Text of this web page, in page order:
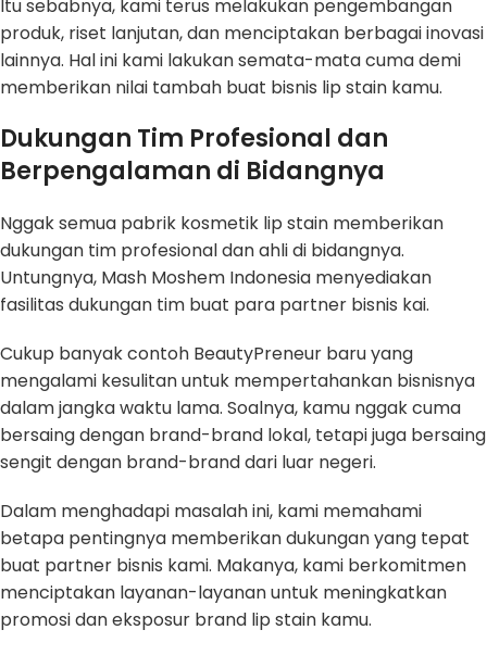
Itu sebabnya, kami terus melakukan pengembangan
produk, riset lanjutan, dan menciptakan berbagai inovasi
lainnya. Hal ini kami lakukan semata-mata cuma demi
memberikan nilai tambah buat bisnis lip stain kamu.
Dukungan Tim Profesional dan
Berpengalaman di Bidangnya
Nggak semua pabrik kosmetik lip stain memberikan
dukungan tim profesional dan ahli di bidangnya.
Untungnya, Mash Moshem Indonesia menyediakan
fasilitas dukungan tim buat para partner bisnis kai.
Cukup banyak contoh BeautyPreneur baru yang
mengalami kesulitan untuk mempertahankan bisnisnya
dalam jangka waktu lama. Soalnya, kamu nggak cuma
bersaing dengan brand-brand lokal, tetapi juga bersaing
sengit dengan brand-brand dari luar negeri.
Dalam menghadapi masalah ini, kami memahami
betapa pentingnya memberikan dukungan yang tepat
buat partner bisnis kami. Makanya, kami berkomitmen
menciptakan layanan-layanan untuk meningkatkan
promosi dan eksposur brand lip stain kamu.